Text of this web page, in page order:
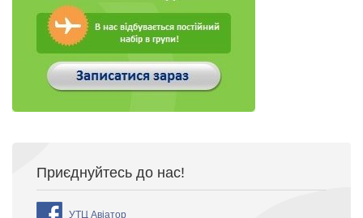
Приєднуйтесь до нас!
УТЦ Авіатор